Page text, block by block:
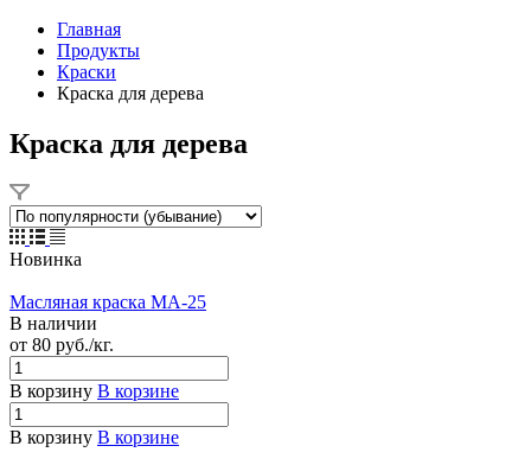
Главная
Продукты
Краски
Краска для дерева
Краска для дерева
Новинка
Масляная краска МА-25
В наличии
от 80 руб./кг.
В корзину В корзине
В корзину В корзине